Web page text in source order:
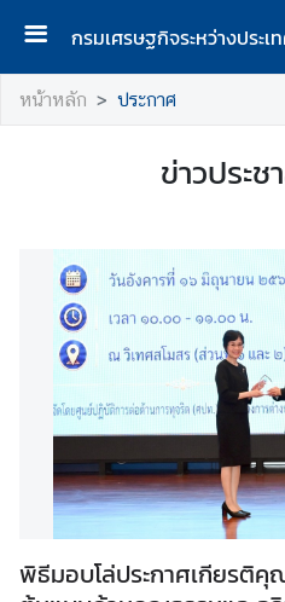
กรมเศรษฐกิจระหว่างประเ
ห
น้
ก
ร
ม
เ
ศ
ร
ฐ
กิ
จ
ร
ะ
หน้าหลัก ประกาศ
ข่าวประ
พิธีมอบโล่ประกาศเกียรติ